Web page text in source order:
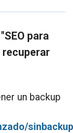
para
recuperar
un backup